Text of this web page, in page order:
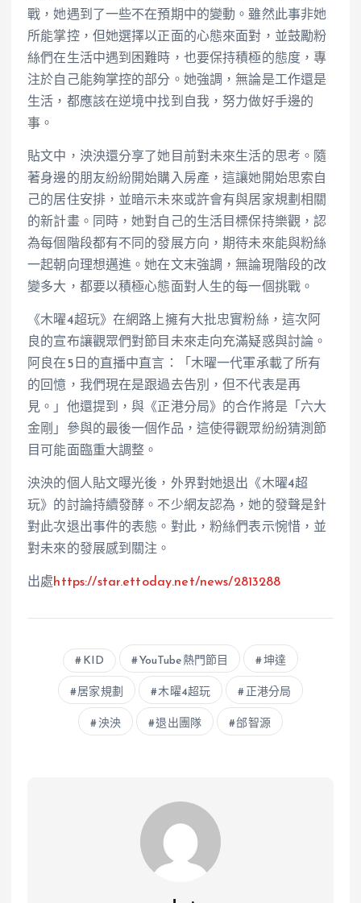
戰，她遇到了一些不在預期中的變動。雖然此事非她
所能掌控，但她選擇以正面的心態來面對，並鼓勵粉
絲們在生活中遇到困難時，也要保持積極的態度，專
注於自己能夠掌控的部分。她強調，無論是工作還是
生活，都應該在逆境中找到自我，努力做好手邊的
事。
貼文中，泱泱還分享了她目前對未來生活的思考。隨
著身邊的朋友紛紛開始購入房產，這讓她開始思索自
己的居住安排，並暗示未來或許會有與居家規劃相關
的新計畫。同時，她對自己的生活目標保持樂觀，認
為每個階段都有不同的發展方向，期待未來能與粉絲
一起朝向理想邁進。她在文末強調，無論現階段的改
變多大，都要以積極心態面對人生的每一個挑戰。
《木曜4超玩》在網路上擁有大批忠實粉絲，這次阿
良的宣布讓觀眾們對節目未來走向充滿疑惑與討論。
阿良在5日的直播中直言：「木曜一代軍承載了所有
的回憶，我們現在是跟過去告別，但不代表是再
見。」他還提到，與《正港分局》的合作將是「六大
金剛」參與的最後一個作品，這使得觀眾紛紛猜測節
目可能面臨重大調整。
泱泱的個人貼文曝光後，外界對她退出《木曜4超
玩》的討論持續發酵。不少網友認為，她的發聲是針
對此次退出事件的表態。對此，粉絲們表示惋惜，並
對未來的發展感到關注。
出處https://star.ettoday.net/news/2813288
KID YouTube熱門節目 坤達
居家規劃 木曜4超玩 正港分局
泱泱 退出團隊 邰智源